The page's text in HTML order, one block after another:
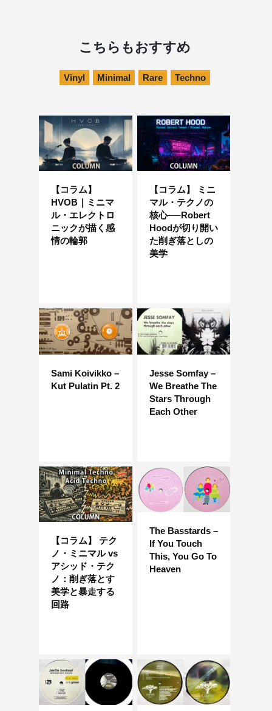
こちらもおすすめ
Vinyl Minimal Rare Techno
【コラム】
HVOB｜ミニマ
ル・エレクトロ
ニックが描く感
情の輪郭
【コラム】 ミニ
マル・テクノの
核心──Robert
Hoodが切り開い
た削ぎ落としの
美学
Sami Koivikko –
Kut Pulatin Pt. 2
Jesse Somfay –
We Breathe The
Stars Through
Each Other
【コラム】 テク
ノ・ミニマル vs
アシッド・テク
ノ：削ぎ落とす
美学と暴走する
回路
The Basstards –
If You Touch
This, You Go To
Heaven